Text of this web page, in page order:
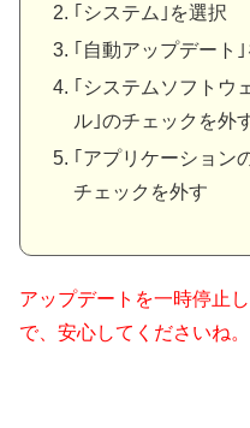
｢システム｣を選択
｢自動アップデート
｢システムソフトウ
ル｣のチェックを外
｢アプリケーション
チェックを外す
アップデートを一時停止
で、安心してくださいね。